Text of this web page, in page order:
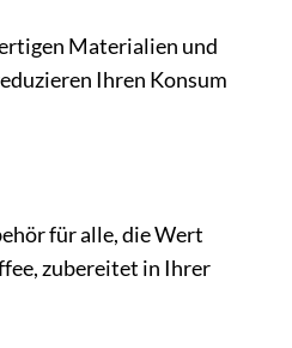
Materialien und
Ihren Konsum
für alle, die Wert
zubereitet in Ihrer